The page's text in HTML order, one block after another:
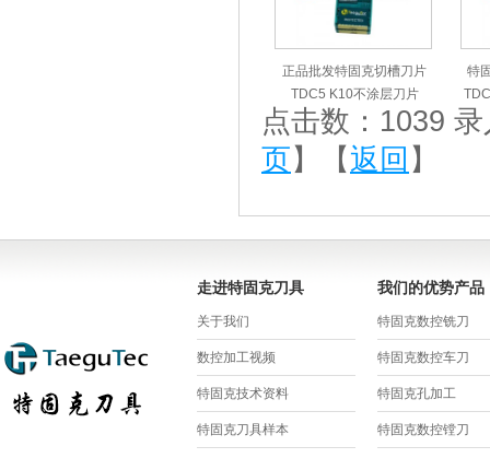
正品批发特固克切槽刀片
TDC5 K10不涂层刀片
特
点击数：1039
页 】【返回 】
走进特固克刀具
关于我们
数控加工视频
特固克技术资料
特固克刀具样本
我们的优势产品
特固克数控铣刀
特固克数控车刀
特固克孔加工
特固克数控镗刀